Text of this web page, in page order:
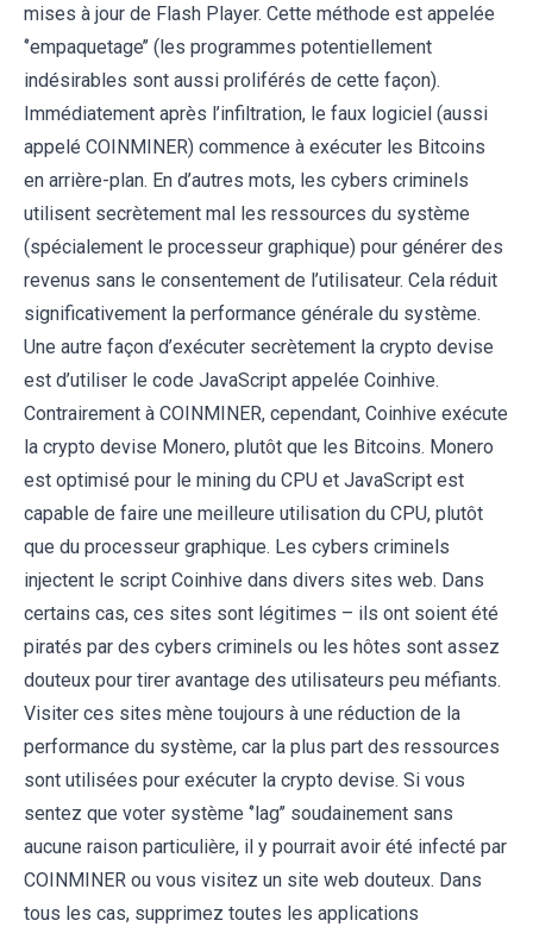
mises à jour de Flash Player. Cette méthode est appelée
‘’empaquetage’’ (les programmes potentiellement
indésirables sont aussi proliférés de cette façon).
Immédiatement après l’infiltration, le faux logiciel (aussi
appelé COINMINER) commence à exécuter les Bitcoins
en arrière-plan. En d’autres mots, les cybers criminels
utilisent secrètement mal les ressources du système
(spécialement le processeur graphique) pour générer des
revenus sans le consentement de l’utilisateur. Cela réduit
significativement la performance générale du système.
Une autre façon d’exécuter secrètement la crypto devise
est d’utiliser le code JavaScript appelée Coinhive.
Contrairement à COINMINER, cependant, Coinhive exécute
la crypto devise Monero, plutôt que les Bitcoins. Monero
est optimisé pour le mining du CPU et JavaScript est
capable de faire une meilleure utilisation du CPU, plutôt
que du processeur graphique. Les cybers criminels
injectent le script Coinhive dans divers sites web. Dans
certains cas, ces sites sont légitimes – ils ont soient été
piratés par des cybers criminels ou les hôtes sont assez
douteux pour tirer avantage des utilisateurs peu méfiants.
Visiter ces sites mène toujours à une réduction de la
performance du système, car la plus part des ressources
sont utilisées pour exécuter la crypto devise. Si vous
sentez que voter système ‘’lag’’ soudainement sans
aucune raison particulière, il y pourrait avoir été infecté par
COINMINER ou vous visitez un site web douteux. Dans
tous les cas, supprimez toutes les applications